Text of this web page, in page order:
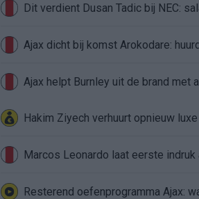
Dit verdient Dusan Tadic bij NEC:
Ajax dicht bij komst Arokodare:
Ajax helpt Burnley uit de brand met
Hakim Ziyech verhuurt opnieuw
Marcos Leonardo laat eerste
Resterend oefenprogramma Ajax: